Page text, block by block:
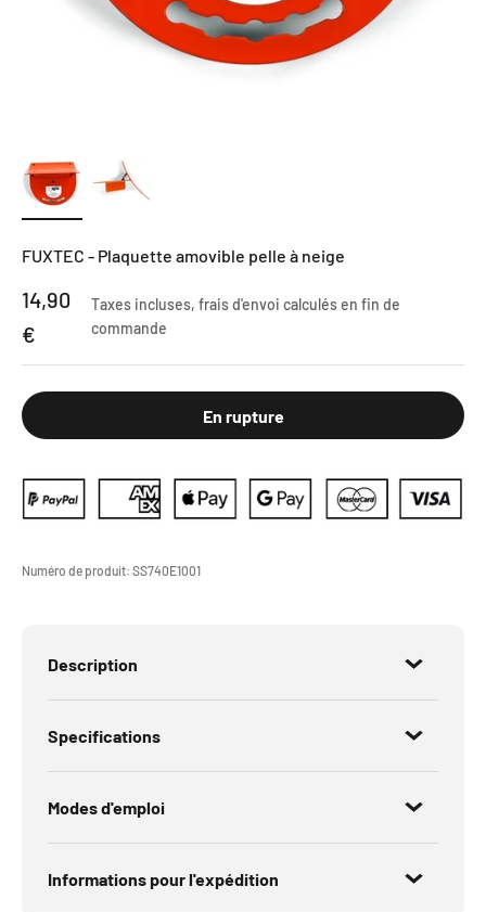
FUXTEC - Plaquette amovible pelle à neige
Prix de vente
14,90
€
Taxes incluses, frais d'envoi calculésen fin de
commande
En rupture
Numéro de produit: SS740E1001
Description
Specifications
Modes d'emploi
Informations pour l'expédition